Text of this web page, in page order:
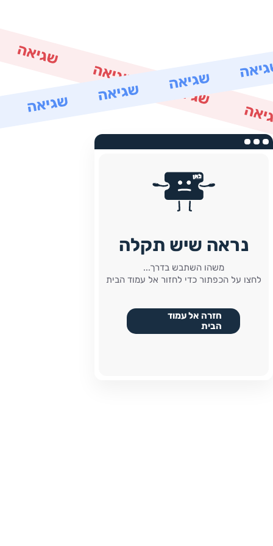
נראה שיש תקלה
משהו השתבש בדרך...
לחצו על הכפתור כדי לחזור אל עמוד הבית
חזרה אל עמוד
הבית